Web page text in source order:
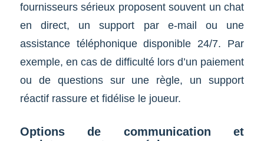
fournisseurs sérieux proposent souvent un chat
en direct, un support par e-mail ou une
assistance téléphonique disponible 24/7. Par
exemple, en cas de difficulté lors d’un paiement
ou de questions sur une règle, un support
réactif rassure et fidélise le joueur.
Options de communication et